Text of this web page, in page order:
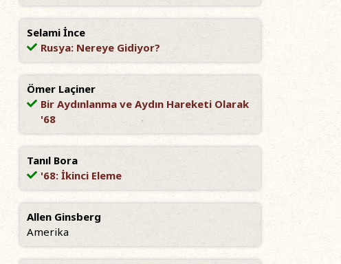
Selami İnce
Rusya: Nereye Gidiyor?
Ömer Laçiner
Bir Aydınlanma ve Aydın Hareketi Olarak
'68
Tanıl Bora
'68: İkinci Eleme
Allen Ginsberg
Amerika